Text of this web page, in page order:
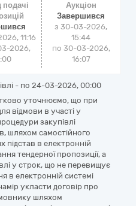
подачі
11:16
2026,
Аукціон
Завершився
з30-03-2026,
15:44
по 30-03-2026,
16:07
- по 24-03-2026, 00:00
уточнюємо, що при
відмови в участі у
закупівлі
шляхом самостійного
підстав в електронній
тендерної пропозиції, а
у строк, що не перевищує
в електронній системі
укласти договір про
шляхом